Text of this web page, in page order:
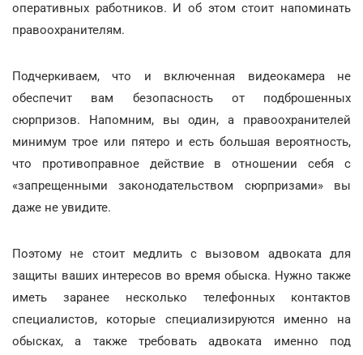
оперативных работников. И об этом стоит напоминать
правоохранителям.
Подчеркиваем, что и включенная видеокамера не
обеспечит вам безопасность от подброшенных
сюрпризов. Напомним, вы один, а правоохранителей
минимум трое или пятеро и есть большая вероятность,
что противоправное действие в отношении себя с
«запрещенными законодательством сюрпризами» вы
даже не увидите.
Поэтому не стоит медлить с вызовом адвоката для
защиты ваших интересов во время обыска. Нужно также
иметь заранее несколько телефонных контактов
специалистов, которые специализируются именно на
обысках, а также требовать адвоката именно под